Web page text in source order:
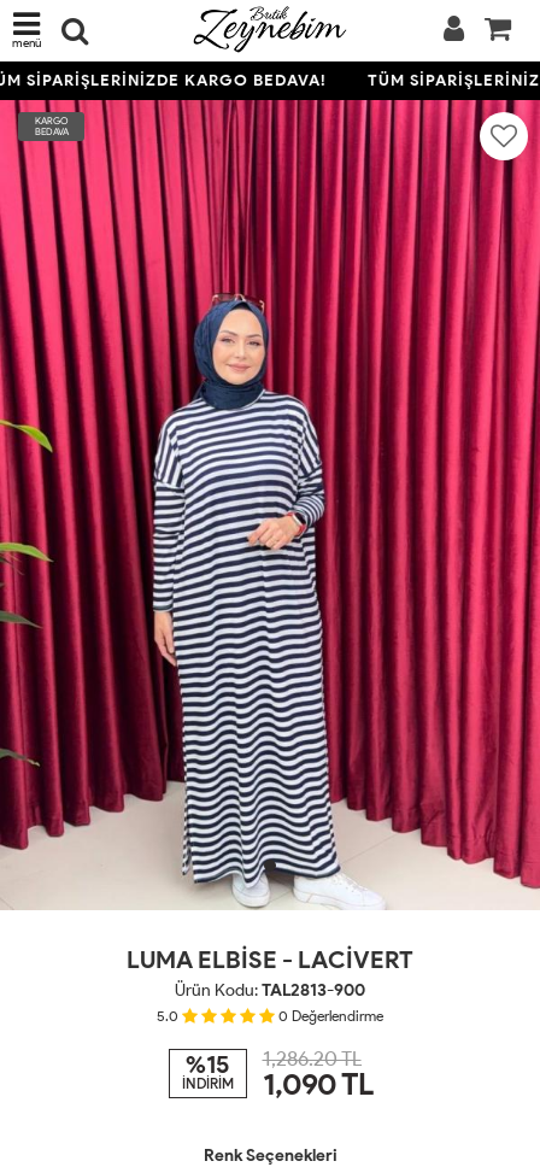
menü
SİPARİŞLERİNİZDE KARGO BEDAVA! TÜM
KARGO
BEDAVA
LUMA ELBİSE - LACİVERT
Ürün Kodu:TAL2813-900
5.0 0 Değerlendirme
%15
İNDİRİM
1,286.20 TL
1,090TL
Renk Seçenekleri